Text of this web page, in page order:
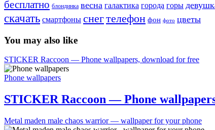
бесплатно блондинка весна галактика города горы
скачать смартфоны снегтелефон фон фото цветы
You may also like
STICKER Raccoon — Phone wallpapers, download for free
Phone wallpapers
STICKER Raccoon — Phone
Metal maden male chaos warrior — wallpaper for your phone